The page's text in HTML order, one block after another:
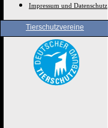
Impressum und Datenschutz
Tierschutzvereine